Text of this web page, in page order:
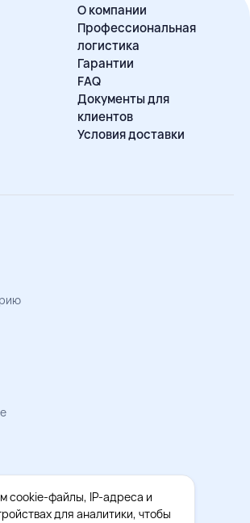
О компании
Профессиональная
логистика
Гарантии
FAQ
Документы для
клиентов
Условия доставки
персональных данных
СОУТ
cookie-файлы, IP-адреса и
для аналитики, чтобы